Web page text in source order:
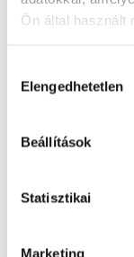
Ön által használt
kiválasztása
Elengedhetetlen
Beállítások
Statisztikai
Marketing